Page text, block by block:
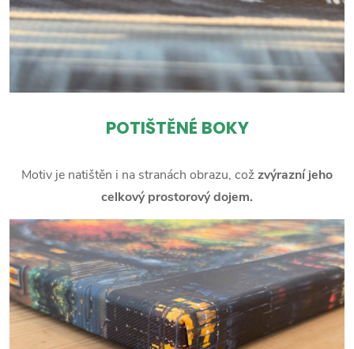
POTIŠTĚNÉ BOKY
Motiv je natištěn i na stranách obrazu, cožzvýrazní jeho
celkový prostorový dojem.